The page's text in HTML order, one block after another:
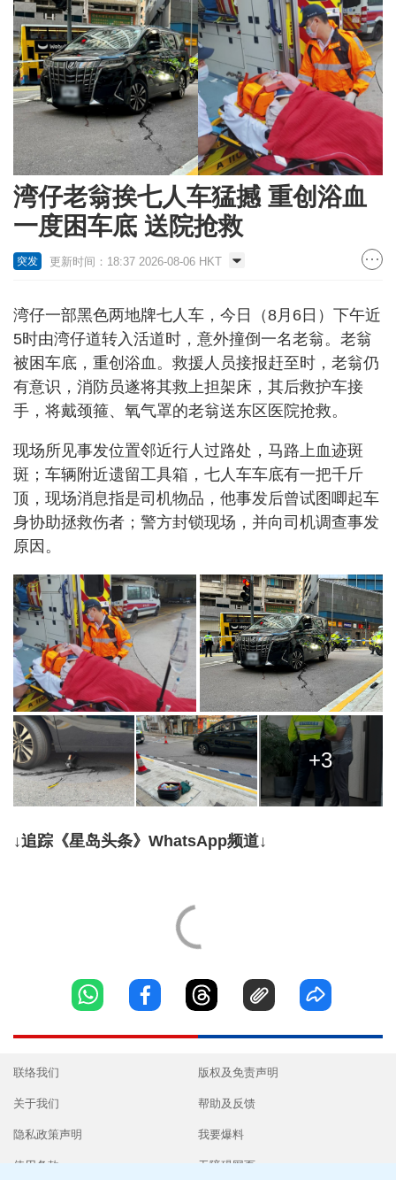
湾仔老翁挨七人车猛撼 重创浴血
一度困车底 送院抢救
突发 更新时间：18:37 2026-08-06 HKT
湾仔一部黑色两地牌七人车，今日（8月6日）下午近
5时由湾仔道转入活道时，意外撞倒一名老翁。老翁
被困车底，重创浴血。救援人员接报赶至时，老翁仍
有意识，消防员遂将其救上担架床，其后救护车接
手，将戴颈箍、氧气罩的老翁送东区医院抢救。
现场所见事发位置邻近行人过路处，马路上血迹斑
斑；车辆附近遗留工具箱，七人车车底有一把千斤
顶，现场消息指是司机物品，他事发后曾试图唧起车
身协助拯救伤者；警方封锁现场，并向司机调查事发
原因。
+3
↓追踪《星岛头条》WhatsApp频道↓
联络我们
关于我们
隐私政策声明
使用条款
版权及免责声明
帮助及反馈
我要爆料
无障碍网页